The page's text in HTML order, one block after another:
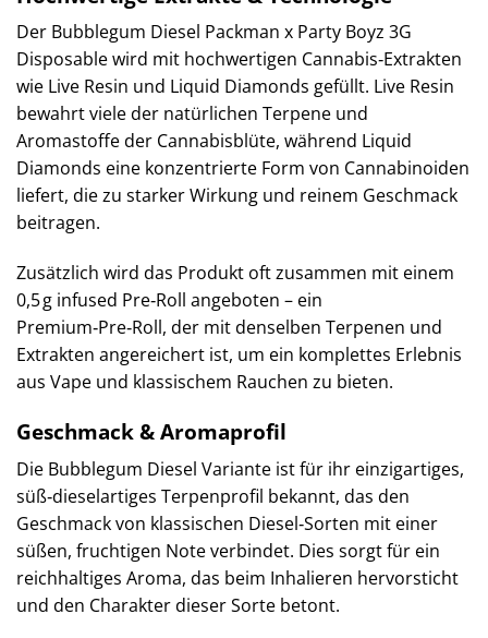
Der Bubblegum Diesel Packman x Party Boyz 3G
Disposable wird mit hochwertigen Cannabis‑Extrakten
wie Live Resin und Liquid Diamonds gefüllt. Live Resin
bewahrt viele der natürlichen Terpene und
Aromastoffe der Cannabisblüte, während Liquid
Diamonds eine konzentrierte Form von Cannabinoiden
liefert, die zu starker Wirkung und reinem Geschmack
beitragen.
Zusätzlich wird das Produkt oft zusammen mit einem
0,5 g infused Pre‑Roll angeboten – ein
Premium‑Pre‑Roll, der mit denselben Terpenen und
Extrakten angereichert ist, um ein komplettes Erlebnis
aus Vape und klassischem Rauchen zu bieten.
Geschmack & Aromaprofil
Die Bubblegum Diesel Variante ist für ihr einzigartiges,
süß‑dieselartiges Terpenprofil bekannt, das den
Geschmack von klassischen Diesel‑Sorten mit einer
süßen, fruchtigen Note verbindet. Dies sorgt für ein
reichhaltiges Aroma, das beim Inhalieren hervorsticht
und den Charakter dieser Sorte betont.